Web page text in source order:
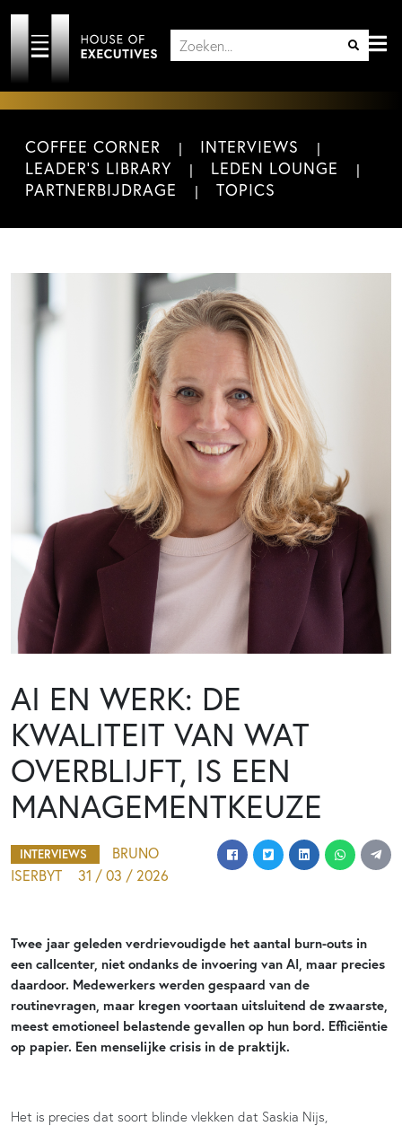
COFFEE CORNER
INTERVIEWS
LEADER'S LIBRARY
LEDEN LOUNGE
PARTNERBIJDRAGE
TOPICS
AI EN WERK: DE
KWALITEIT VAN WAT
OVERBLIJFT, IS EEN
MANAGEMENTKEUZE
INTERVIEWS
BRUNO
ISERBYT
31 / 03 / 2026
Twee jaar geleden verdrievoudigde het aantal burn-outs in
een callcenter, niet ondanks de invoering van AI, maar precies
daardoor. Medewerkers werden gespaard van de
routinevragen, maar kregen voortaan uitsluitend de zwaarste,
meest emotioneel belastende gevallen op hun bord. Efficiëntie
op papier. Een menselijke crisis in de praktijk.
Het is precies dat soort blinde vlekken dat Saskia Nijs,